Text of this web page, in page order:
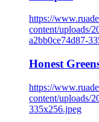
https://
content/uploads/
a2bb0ce74d87-
Honest
https://
content/uploads/
335x256.jpeg